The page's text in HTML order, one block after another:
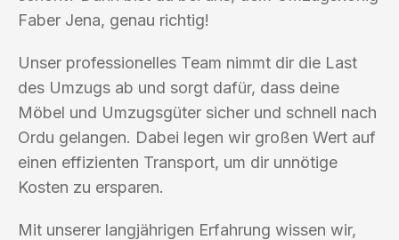
Faber Jena, genau richtig!
Unser professionelles Team nimmt dir die Last
des Umzugs ab und sorgt dafür, dass deine
Möbel und Umzugsgüter sicher und schnell nach
Ordu gelangen. Dabei legen wir großen Wert auf
einen effizienten Transport, um dir unnötige
Kosten zu ersparen.
Mit unserer langjährigen Erfahrung wissen wir,